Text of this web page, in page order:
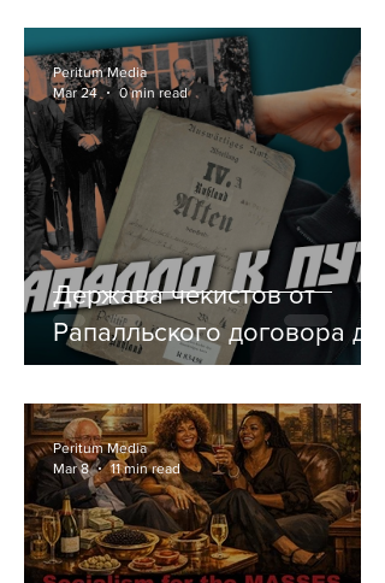
Держава чекистов от
Рапалльского договора до
Путина. Глорификация
оккупантов.
Peritum Media
Mar 24
0 min read
Peritum Media
Mar 8
11 min read